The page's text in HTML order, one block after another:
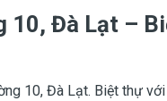
10, Đà Lạt –
10, Đà Lạt. Biệt thự